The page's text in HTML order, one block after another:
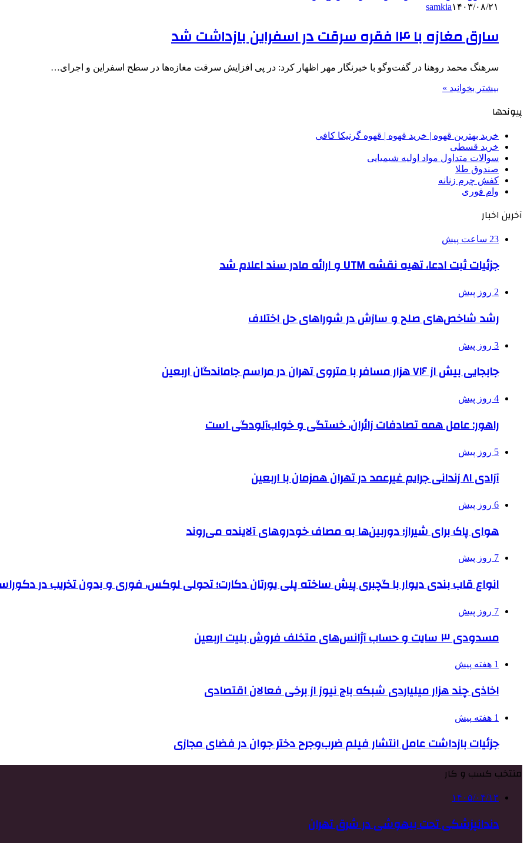
samkia۱۴۰۳/۰۸/۲۱
سارق مغازه با ۱۴ فقره سرقت در اسفراین بازداشت شد
سرهنگ محمد روهنا در گفت‌وگو با خبرنگار مهر اظهار کرد: در پی افزایش سرقت مغازه‌ها در سطح اسفراین و اجرای…
بیشتر بخوانید »
پیوندها
خرید بهترین قهوه | خرید قهوه | قهوه گرنیکا کافی
خرید قسطی
سوالات متداول مواد اولیه شیمیایی
صندوق طلا
کفش چرم زنانه
وام فوری
آخرین اخبار
23 ساعت پیش
جزئیات ثبت ادعا، تهیه نقشه UTM و ارائه مادر سند اعلام شد
2 روز پیش
رشد شاخص‌های صلح و سازش در شوراهای حل اختلاف
3 روز پیش
جابجایی بیش از ۷۱۶ هزار مسافر با متروی تهران در مراسم جاماندگان اربعین
4 روز پیش
راهور: عامل همه تصادفات زائران، خستگی و خواب‌آلودگی است
5 روز پیش
آزادی ۸۱ زندانی جرایم غیرعمد در تهران همزمان با اربعین
6 روز پیش
هوای پاک برای شیراز؛ دوربین‌ها به مصاف خودروهای آلاینده می‌روند
7 روز پیش
انواع قاب بندی دیوار با گچبری پیش ساخته پلی یورتان دکارت؛ تحولی لوکس، فوری و بدون تخریب در
7 روز پیش
مسدودی ۳ سایت و حساب آژانس‌های متخلف فروش بلیت اربعین
1 هفته پیش
اخاذی چند هزار میلیاردی شبکه باج نیوز از برخی فعالان اقتصادی
1 هفته پیش
جزئیات بازداشت عامل انتشار فیلم ضرب‌وجرح دختر جوان در فضای مجازی
منتخب کسب و کار
۱۴۰۵/۰۴/۱۳
دندانپزشکی تحت بیهوشی در شرق تهران